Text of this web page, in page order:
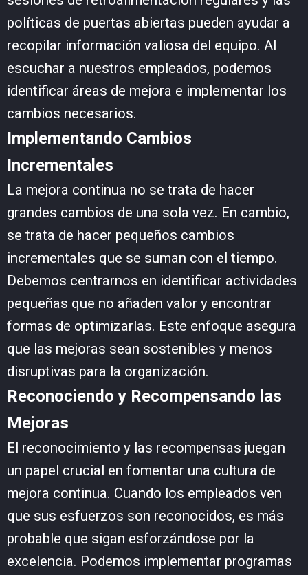
políticas de puertas abiertas pueden ayudar a
recopilar información valiosa del equipo. Al
escuchar a nuestros empleados, podemos
identificar áreas de mejora e implementar los
cambios necesarios.
Implementando Cambios
Incrementales
La mejora continua no se trata de hacer
grandes cambios de una sola vez. En cambio,
se trata de hacer pequeños cambios
incrementales que se suman con el tiempo.
Debemos centrarnos en identificar actividades
pequeñas que no añaden valor y encontrar
formas de optimizarlas. Este enfoque asegura
que las mejoras sean sostenibles y menos
disruptivas para la organización.
Reconociendo y Recompensando las
Mejoras
El reconocimiento y las recompensas juegan
un papel crucial en fomentar una cultura de
mejora continua. Cuando los empleados ven
que sus esfuerzos son reconocidos, es más
probable que sigan esforzándose por la
excelencia. Podemos implementar programas